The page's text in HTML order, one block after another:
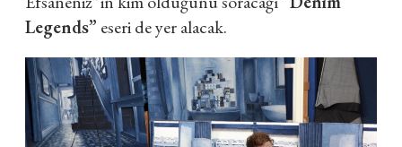
Legends” eseri de yer alacak.